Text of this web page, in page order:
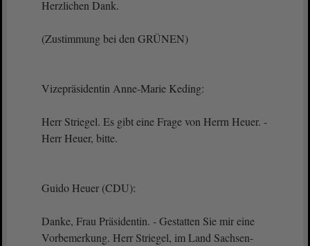
Herzlichen Dank.
(Zustimmung bei den GRÜNEN)
Vizepräsidentin Anne-Marie Keding:
Herr Striegel. Es gibt eine Frage von Herrn Heuer. -
Herr Heuer, bitte.
Guido Heuer (CDU):
Danke, Frau Präsidentin. - Gestatten Sie mir eine
Vorbemerkung. Herr Striegel, im Land Sachsen-